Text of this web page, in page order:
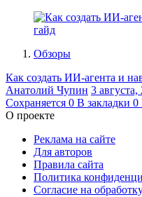
Обзоры
Как создать ИИ-агента и
Анатолий Чупин 3 августа,
Сохраняется 0 В закладки 0
О проекте
Реклама на сайте
Для авторов
Правила сайта
Политика
Согласие на